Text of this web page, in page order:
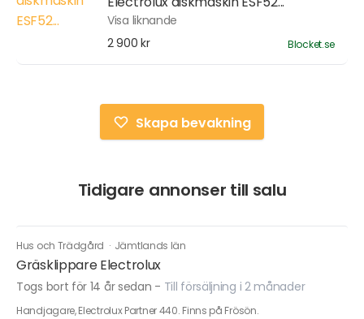
Visa liknande
2 900 kr
Blocket.se
Skapa bevakning
Tidigare annonser till salu
Hus och Trädgård · Jämtlands län
Gräsklippare Electrolux
Togs bort för 14 år sedan - Till försäljning i 2 månader
Handjagare, Electrolux Partner 440. Finns på Frösön.